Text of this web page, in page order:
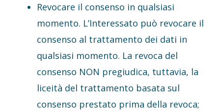
Revocare il consenso in qualsiasi
momento. L’Interessato può revocare il
consenso al trattamento dei dati in
qualsiasi momento. La revoca del
consenso NON pregiudica, tuttavia, la
liceità del trattamento basata sul
consenso prestato prima della revoca;